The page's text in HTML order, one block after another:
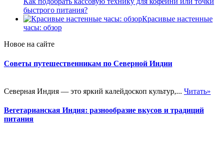
быстрого питания?
Красивые настенные
часы: обзор
Новое на сайте
Советы путешественникам по Северной Индии
Северная Индия — это яркий калейдоскоп культур,... Читать»
Вегетарианская Индия: разнообразие вкусов и традиций
питания